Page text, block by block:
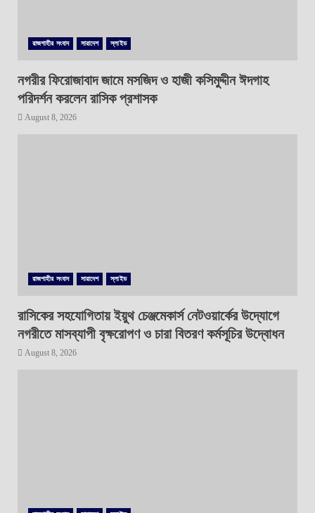
রাজশাহীর সংবাদ সারাদেশ স্লাইড
নগরীর ফিরোজাবাদ জামে মসজিদ ও হাজী কসিমুদ্দীন ঈদগাহ
পরিদর্শন করলেন রাসিক প্রশাসক
August 8, 2026
রাজশাহীর সংবাদ সারাদেশ স্লাইড
রাসিকের সহযোগিতায় ইয়ুথ চেঞ্জমেকার্স নেটওয়ার্কের উদ্যোগে
নগরীতে মাসব্যাপী বৃক্ষরোপণ ও চারা বিতরণ কর্মসূচির উদ্বোধন
August 8, 2026